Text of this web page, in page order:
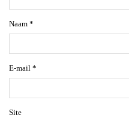
Naam *
E-mail *
Site